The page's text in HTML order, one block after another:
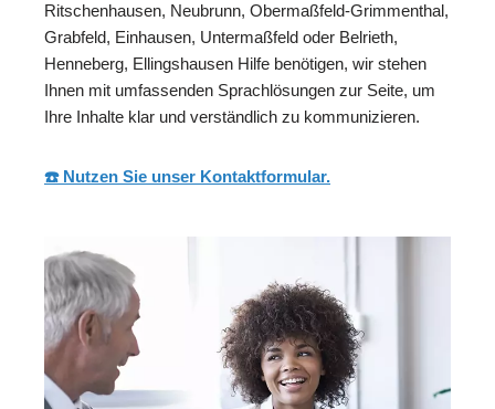
Ritschenhausen, Neubrunn, Obermaßfeld-Grimmenthal,
Grabfeld, Einhausen, Untermaßfeld oder Belrieth,
Henneberg, Ellingshausen Hilfe benötigen, wir stehen
Ihnen mit umfassenden Sprachlösungen zur Seite, um
Ihre Inhalte klar und verständlich zu kommunizieren.
☎️ Nutzen Sie unser Kontaktformular.